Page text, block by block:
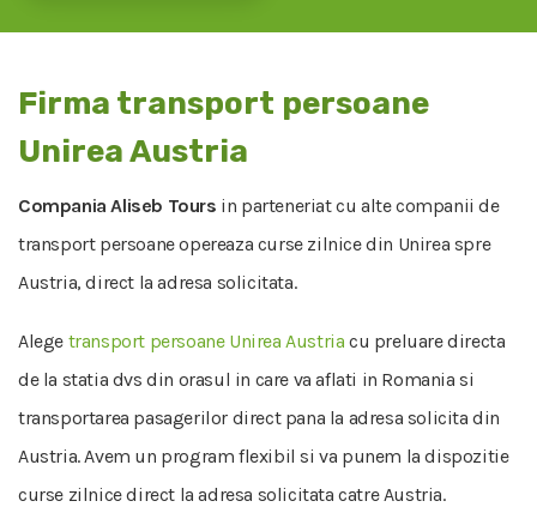
Firma transport persoane
Unirea Austria
Compania Aliseb Tours in parteneriat cu alte companii de
transport persoane opereaza curse zilnice din Unirea spre
Austria, direct la adresa solicitata.
Alege transport persoane Unirea Austria cu preluare directa
de la statia dvs din orasul in care va aflati in Romania si
transportarea pasagerilor direct pana la adresa solicita din
Austria. Avem un program flexibil si va punem la dispozitie
curse zilnice direct la adresa solicitata catre Austria.